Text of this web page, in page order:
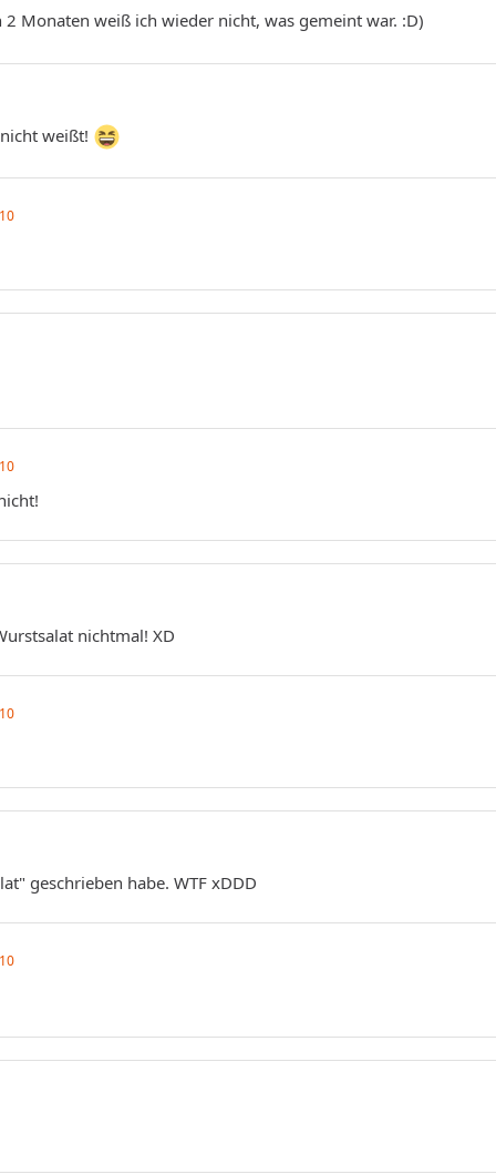
Monaten weiß ich wieder nicht, was gemeint war. :D)
weißt!
nichtmal! XD
geschrieben habe. WTF xDDD